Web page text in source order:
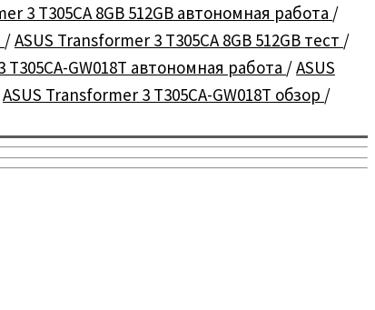
3 T305CA 8GB 512GB автономная работа /
/ASUS Transformer 3 T305CA 8GB 512GB тест /
T305CA-GW018T автономная работа /ASUS
ASUS Transformer 3 T305CA-GW018T обзор /